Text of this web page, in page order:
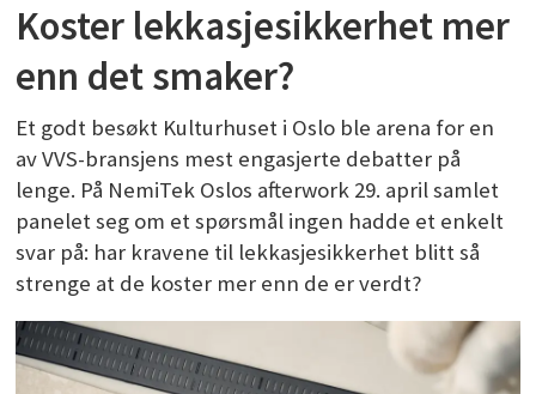
Koster lekkasjesikkerhet mer
enn det smaker?
Et godt besøkt Kulturhuset i Oslo ble arena for en
av VVS-bransjens mest engasjerte debatter på
lenge. På NemiTek Oslos afterwork 29. april samlet
panelet seg om et spørsmål ingen hadde et enkelt
svar på: har kravene til lekkasjesikkerhet blitt så
strenge at de koster mer enn de er verdt?